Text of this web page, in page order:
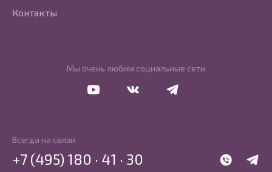
Мы очень любим социальные сети
Контакты
Всегда на связи
WhatsApp
+7 (495) 180 · 41 · 30